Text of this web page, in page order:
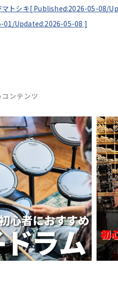
トシキ[ Published:2026-05-08/
01/Updated:2026-05-08 ]
ンテンツ